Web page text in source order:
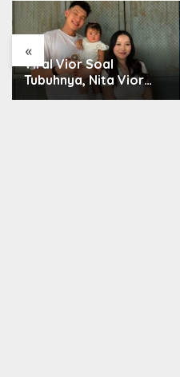
«
Viral Vior Soal
Tubuhnya, Nita Vior
Akui Nikmati Peranya